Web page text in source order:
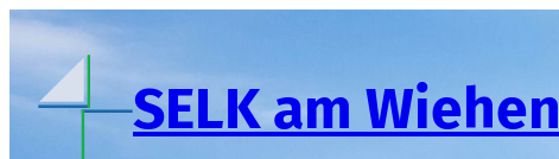
Zum
Inhalt
springen
SELK am Wiehen